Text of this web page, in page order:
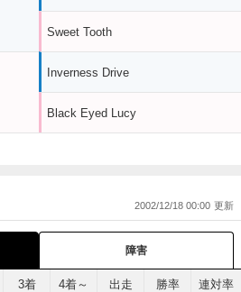
Sweet Tooth
Inverness Drive
Black Eyed Lucy
2002/12/18 00:00
障害
3着 4着～ 出走 勝率 連対率